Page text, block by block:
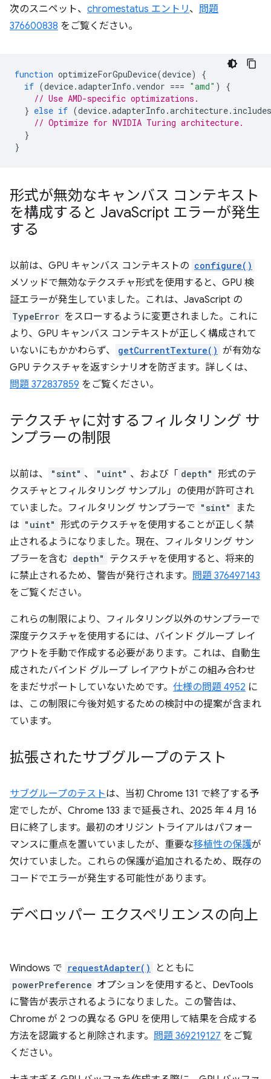
次のスニペット、 chromestatus エントリ、 問題
376600838 をご覧ください。
function optimizeForGpuDevice(device)
{
if (device.adapterInfo .vendor === "amd" )
{
// Use AMD-specific optimizations.
} else if (device.adapterInfo .architecture. includes
// Optimize for NVIDIA Turing architecture.
}
}
形式が無効なキャンバス コンテキスト
を構成すると JavaScript エラーが発生
する
以前は、GPU キャンバス コンテキストの configure()
メソッドで無効なテクスチャ形式を使用すると、GPU 検
証エラーが発生していました。これは、JavaScript の
TypeError をスローするように変更されました。これに
より、GPU キャンバス コンテキストが正しく構成されて
いないにもかかわらず、
getCurrentTexture() が有効な
GPU テクスチャを返すシナリオを防ぎます。詳しくは、
問題 372837859 をご覧ください。
テクスチャに対するフィルタリング サ
ンプラーの制限
以前は、 "sint" 、 "uint" 、および「 depth" 形式のテ
クスチャとフィルタリング サンプル」の使用が許可され
ていました。フィルタリング サンプラーで "sint"
また
は "uint" 形式のテクスチャを使用することが正しく禁
止されるようになりました。現在、フィルタリング サン
プラーを含む depth"
テクスチャを使用すると、将来的
に禁止されるため、警告が発行されます。 問題 376497143
をご覧ください。
これらの制限により、フィルタリング以外のサンプラーで
深度テクスチャを使用するには、バインド グループ レイ
アウトを手動で作成する必要があります。これは、自動生
成されたバインド グループ レイアウトがこの組み合わせ
をまだサポートしていないためです。 仕様の問題 4952 に
は、この制限に今後対処するための検討中の提案が含まれ
ています。
拡張されたサブグループのテスト
サブグループのテストは、当初 Chrome 131 で終了する予
定でしたが、Chrome 133 まで延長され、2025 年 4 月 16
日に終了します。最初のオリジン トライアルはパフォー
マンスに重点を置いていましたが、重要な移植性の保護が
欠けていました。これらの保護が追加されるため、既存の
コードでエラーが発生する可能性があります。
デベロッパー エクスペリエンスの向上
Windows で requestAdapter() とともに
powerPreference オプションを使用すると、DevTools
に警告が表示されるようになりました。この警告は、
Chrome が 2 つの異なる GPU を使用して結果を合成する
方法を認識すると削除されます。 問題 369219127 をご覧
ください。